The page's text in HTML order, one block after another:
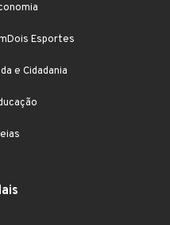
Esportes
e Cidadania